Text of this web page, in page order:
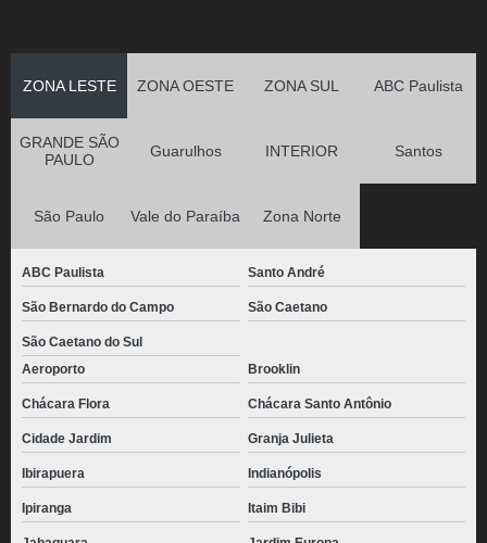
ZONA LESTE ZONA OESTE ZONA SUL ABC Paulista
GRANDE SÃO
PAULO
Guarulhos INTERIOR Santos
São Paulo Vale do Paraíba Zona Norte
ABC Paulista Santo André
São Bernardo do Campo São Caetano
São Caetano do Sul
Aeroporto
Brooklin
Chácara Flora Chácara Santo Antônio
Cidade Jardim Granja Julieta
Ibirapuera Indianópolis
Ipiranga Itaim Bibi